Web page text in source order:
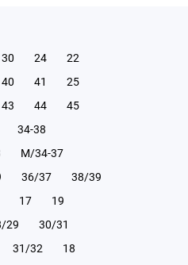
30 24
22
40 41
25
43 44
45
34-38
М/34-37
36/37
38/39
17
19
29
30/31
31/32
18